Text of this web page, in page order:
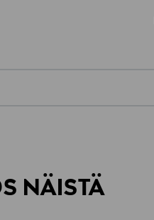
NÄISTÄ